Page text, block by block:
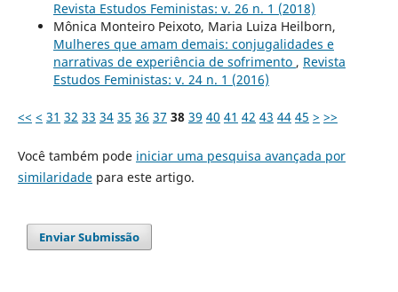
Revista Estudos Feministas: v. 26 n. 1 (2018)
Mônica Monteiro Peixoto, Maria Luiza Heilborn,
Mulheres que amam demais: conjugalidades e
narrativas de experiência de sofrimento , Revista
Estudos Feministas: v. 24 n. 1 (2016)
<< < 31 32 33 34 35 36 37 38 39 40 41 42 43 44 45 > >>
Você também pode iniciar uma pesquisa avançada por
similaridadepara este artigo.
Enviar Submissão